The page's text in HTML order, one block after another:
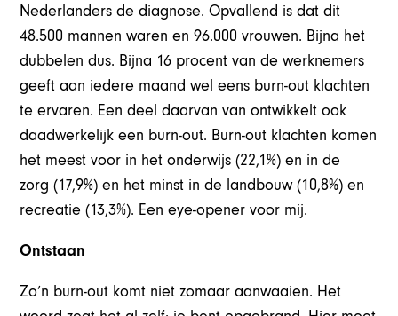
Nederlanders de diagnose. Opvallend is dat dit
48.500 mannen waren en 96.000 vrouwen. Bijna het
dubbelen dus. Bijna 16 procent van de werknemers
geeft aan iedere maand wel eens burn-out klachten
te ervaren. Een deel daarvan van ontwikkelt ook
daadwerkelijk een burn-out. Burn-out klachten komen
het meest voor in het onderwijs (22,1%) en in de
zorg (17,9%) en het minst in de landbouw (10,8%) en
recreatie (13,3%). Een eye-opener voor mij.
Ontstaan
Zo’n burn-out komt niet zomaar aanwaaien. Het